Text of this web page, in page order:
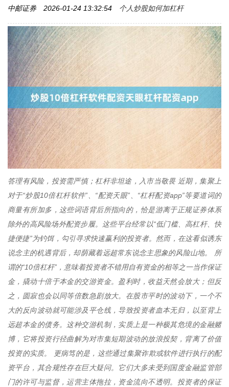
中邮证券 2026-01-24 13:32:54 个人炒股如何加杠杆
答理有风险，投资需严慎；杠杆非坦途，入市当敬畏 近期，集聚上
对于“炒股10倍杠杆软件”、“配资天眼”、“杠杆配资app”等要道词的
商量有所加多，这些词语背后所指向的，恰是游离于正规证券体系
除外的高风险场外配资步履。这些平台经常以“低门槛、高杠杆、快
捷便捷”为钓饵，勾引寻求快速赢利的投资者。然而，在这看似诱东
说念主的机遇背后，却荫藏着远超常东说念主思象的风险山地。 所
谓的“10倍杠杆”，意味着投资者不错用自有资金的相等之一当作保证
金，撬动十倍于本金的交游资金。盈利时，收益天然会放大；但反
之，圆寂也会以同等倍数急剧放大。在股市平时的波动下，一个不
大的反向波动就可能涉及平仓线，导致投资者血本无归，以至背上
远超本金的债务。这种交游机制，实质上是一种极其危境的金融赌
博，它将投资行径曲解为对市集短期波动的放浪投契，背离了价值
投资的实质。 更病笃的是，这些通过集聚诈欺或软件进行执行的配
资平台，其合规性存在巨大疑问。它们大多未受到国度金融监管部
门的许可与监督，运营主体拖拉，资金流向不透明。投资者的保证